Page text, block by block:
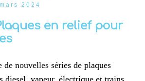
2024
en relief pour
de nouvelles séries de plaques
diesel, vapeur, électrique et trains